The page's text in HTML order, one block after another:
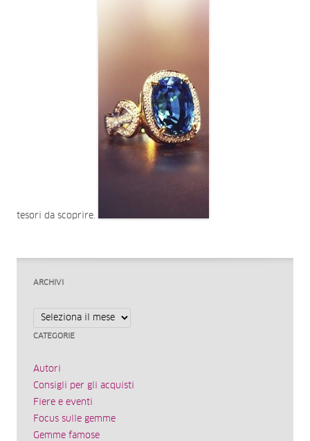
tesori da scoprire.
ARCHIVI
Archivi
CATEGORIE
Autori
Consigli per gli acquisti
Fiere e eventi
Focus sulle gemme
Gemme famose